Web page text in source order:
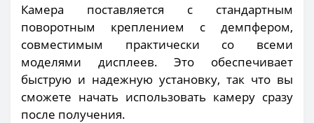
Камера поставляется с стандартным
поворотным креплением с демпфером,
совместимым практически со всеми
моделями дисплеев. Это обеспечивает
быструю и надежную установку, так что вы
сможете начать использовать камеру сразу
после получения.